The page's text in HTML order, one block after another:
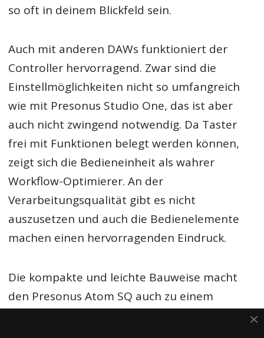
so oft in deinem Blickfeld sein.
Auch mit anderen DAWs funktioniert der
Controller hervorragend. Zwar sind die
Einstellmöglichkeiten nicht so umfangreich
wie mit Presonus Studio One, das ist aber
auch nicht zwingend notwendig. Da Taster
frei mit Funktionen belegt werden können,
zeigt sich die Bedieneinheit als wahrer
Workflow-Optimierer. An der
Verarbeitungsqualität gibt es nicht
auszusetzen und auch die Bedienelemente
machen einen hervorragenden Eindruck.
Die kompakte und leichte Bauweise macht
den Presonus Atom SQ auch zu einem
perfekten Begleiter für mobile Anwendungen.